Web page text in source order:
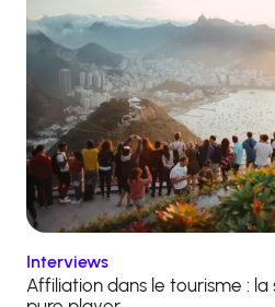
Interviews
Affiliation dans le tourisme : la